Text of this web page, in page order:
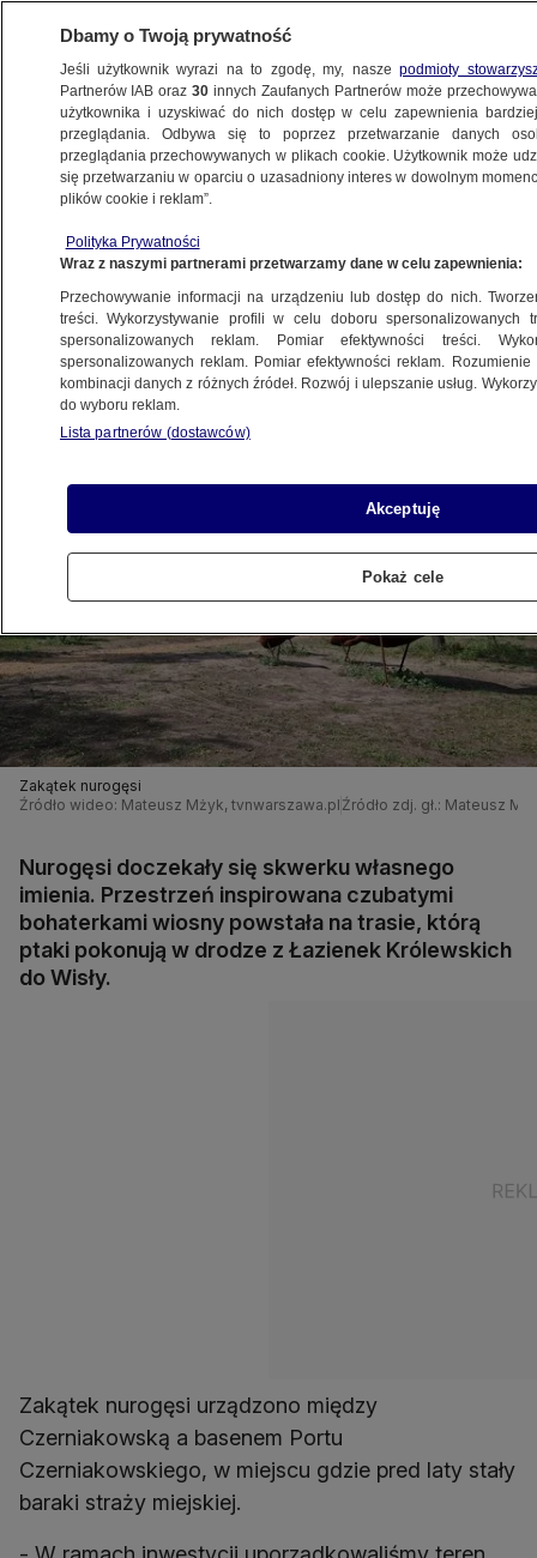
WARSZAWA
ŚRÓDMIEŚCIE
śledzi z zapartym tchem
Piotr Bakalarski
8.05.2026, 08:11
Posłuchaj artykułu
Czyta lektor AI
Zakątek nurogęsi
Źródło wideo: Mateusz Mżyk, tvnwarszawa.pl Źródło zdj. gł.: Mateusz
Nurogęsi doczekały się skwerku własnego
imienia. Przestrzeń inspirowana czubatymi
bohaterkami wiosny powstała na trasie, którą
ptaki pokonują w drodze z Łazienek Królewskich
do Wisły.
Zakątek nurogęsi urządzono między
Czerniakowską a basenem Portu
Czerniakowskiego, w miejscu gdzie pred laty stały
baraki straży miejskiej.
Dbamy o Twoją prywatność
Jeśli użytkownik wyrazi na to zgodę, my, naszepodmioty
Partnerów IAB oraz30 innych Zaufanych Partnerów może
użytkownika i uzyskiwać do nich dostęp w celu zapewnienia
przeglądania. Odbywa się to poprzez przetwarzanie danych
przeglądania przechowywanych w plikach cookie. Użytkownik może
się przetwarzaniu w oparciu o uzasadniony interes w dowolnym
plików cookie i reklam”.
Polityka Prywatności
Wraz z naszymi partnerami przetwarzamy dane w celu zapewnienia:
Przechowywanie informacji na urządzeniu lub dostęp do nich.
treści. Wykorzystywanie profili w celu doboru spersonalizowanych
spersonalizowanych reklam. Pomiar efektywności treści.
spersonalizowanych reklam. Pomiar efektywności reklam.
kombinacji danych z różnych źródeł. Rozwój i ulepszanie usług.
do wyboru reklam.
Lista partnerów (dostawców)
Akceptuję
Pokaż cele